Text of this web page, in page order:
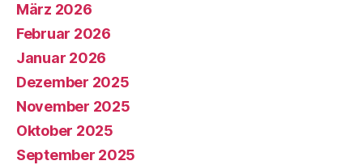
März 2026
Februar 2026
Januar 2026
Dezember 2025
November 2025
Oktober 2025
September 2025